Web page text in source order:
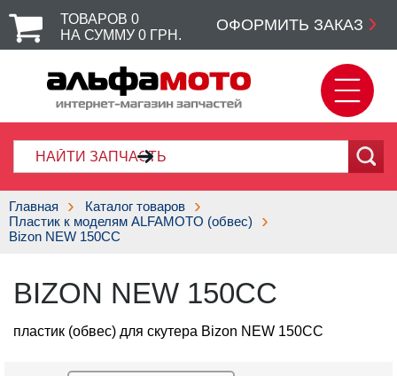
ТОВАРОВ 0
НА СУММУ 0 ГРН.
ОФОРМИТЬ ЗАКАЗ
Главная
Каталог товаров
Пластик к моделям ALFAMOTO (обвес)
Bizon NEW 150CC
BIZON NEW 150CC
пластик (обвес) для скутера Bizon NEW 150CC